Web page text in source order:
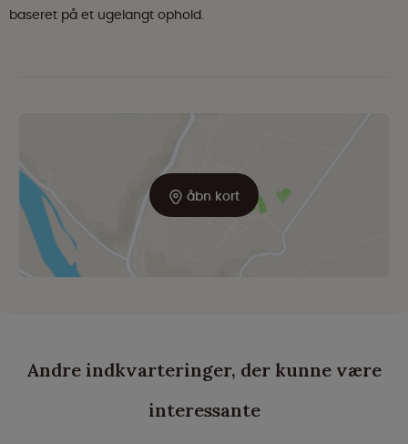
baseret på et ugelangt ophold.
åbn kort
Andre indkvarteringer, der kunne være
interessante